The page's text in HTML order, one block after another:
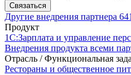
Связаться
Другие внедрения партнера 641
Продукт
1С:Зарплата и управление
Внедрения продукта всеми
Отрасль / Функциональная
Рестораны и общественное